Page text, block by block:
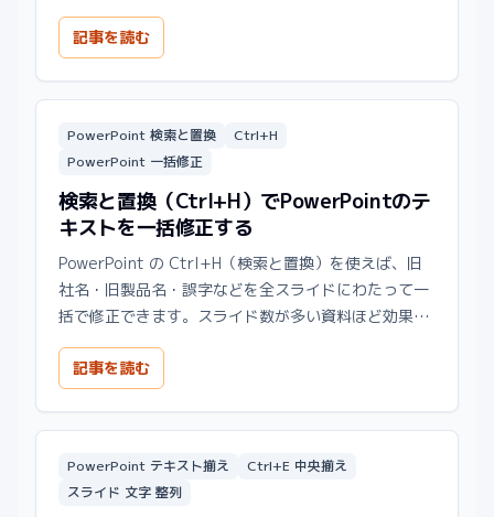
解説します。
記事を読む
PowerPoint 検索と置換
Ctrl+H
PowerPoint 一括修正
検索と置換（Ctrl+H）でPowerPointのテ
キストを一括修正する
PowerPoint の Ctrl+H（検索と置換）を使えば、旧
社名・旧製品名・誤字などを全スライドにわたって一
括で修正できます。スライド数が多い資料ほど効果が
大きくなります。
記事を読む
PowerPoint テキスト揃え
Ctrl+E 中央揃え
スライド 文字 整列